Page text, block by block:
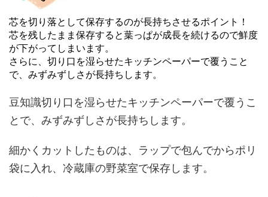
芯を切り落として保存するのが長持ちさせるポイント！
芯を残したまま保存すると葉っぱが成長を続けるので鮮度
が下がってしまいます。
さらに、切り口を湿らせたキッチンペーパーで覆うこと
で、みずみずしさが長持ちします。
豆知識切り口を湿らせたキッチンペーパーで覆うこ
とで、みずみずしさが長持ちします。
細かくカットしたものは、ラップで包んでからポリ
袋に入れ、冷蔵庫の野菜室で保存します。